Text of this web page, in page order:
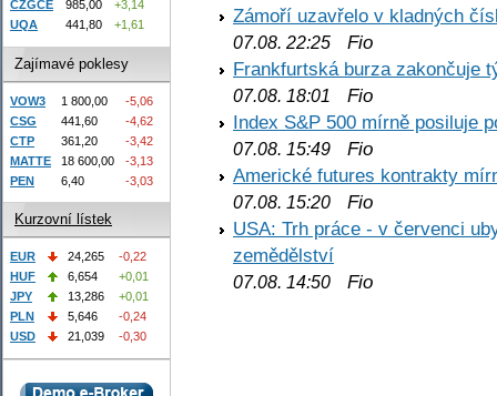
Zámoří uzavřelo v kladných
07.08. 22:25 Fio
Frankfurtská burza zakončuje
07.08. 18:01
Fio
Index S&P 500 mírně posiluje
07.08. 15:49 Fio
Americké futures kontrakty
07.08. 15:20 Fio
USA: Trh práce - v červenci
zemědělství
07.08. 14:50 Fio
CZGCE
985,00
+3,14
UQA
441,80 +1,61
Zajímavé poklesy
VOW3 1 800,00
-5,06
CSG
441,60
-4,62
CTP
361,20
-3,42
MATTE
18 600,00
-3,13
PEN
6,40 -3,03
Kurzovní lístek
EUR 24,265
-0,22
HUF
6,654
+0,01
JPY
13,286
+0,01
PLN
5,646
-0,24
USD
21,039 -0,30